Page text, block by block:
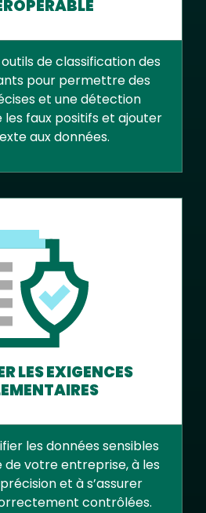
de classification des
pour permettre des
et une détection
les faux positifs et ajouter
aux données.
LES EXIGENCES
les données sensibles
de votre entreprise, à les
et à s’assurer
contrôlées.